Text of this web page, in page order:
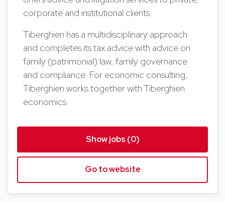
corporate and institutional clients.
Tiberghien has a multidisciplinary approach
and completes its tax advice with advice on
family (patrimonial) law, family governance
and compliance. For economic consulting,
Tiberghien works together with Tiberghien
economics.
Show jobs (0)
Go to website